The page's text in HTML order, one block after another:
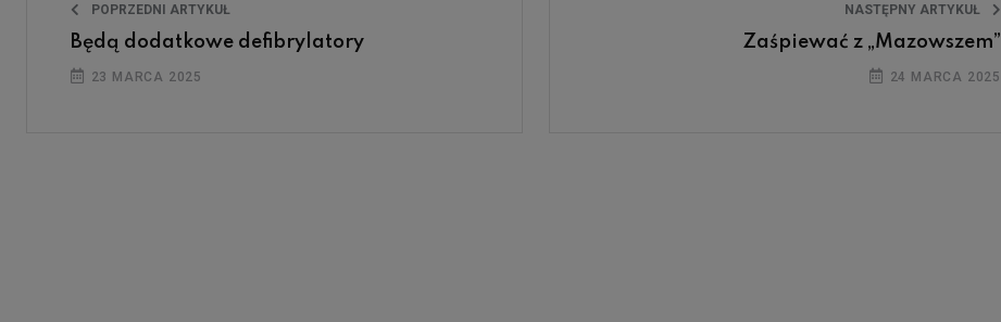
POPRZEDNI ARTYKUŁ
Będą dodatkowe defibrylatory
23 MARCA 2025
NASTĘPNY ARTYKUŁ
Zaśpiewać z „Mazowszem”
24 MARCA 2025